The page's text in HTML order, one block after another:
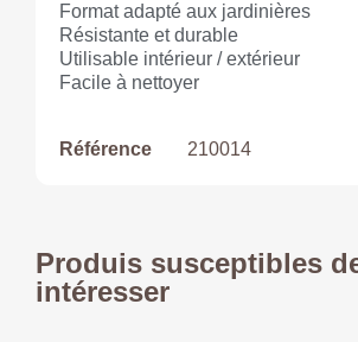
Format adapté aux jardinières
Résistante et durable
Utilisable intérieur / extérieur
Facile à nettoyer
Référence 210014
Produis susceptibles
intéresser